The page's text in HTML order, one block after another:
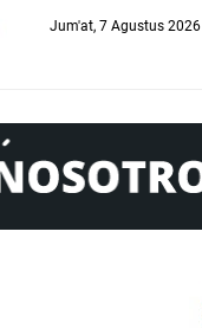
Jum'at, 7 Agustus 2026